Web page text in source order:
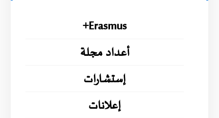
Erasmus+
أعداد مجلة
إستشارات
إعلانات